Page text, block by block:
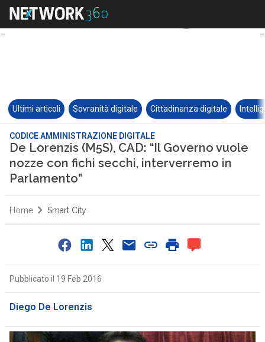
Ultimi articoli Sovranità digitale Cittadinanza digitale
CODICE AMMINISTRAZIONE DIGITALE
De Lorenzis (M5S), CAD: “Il Governo vuole
nozze con fichi secchi, interverremo in
Parlamento”
Home Smart City
Pubblicato il 19 Feb 2016
Diego De Lorenzis